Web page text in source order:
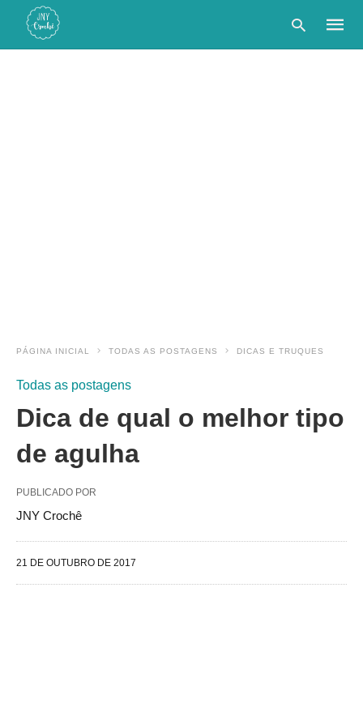
PÁGINA INICIAL TODAS AS POSTAGENS DICAS E TRUQUES
Todas as postagens
Dica de qual o melhor tipo
de agulha
PUBLICADO POR
JNY Crochê
21 DE OUTUBRO DE 2017